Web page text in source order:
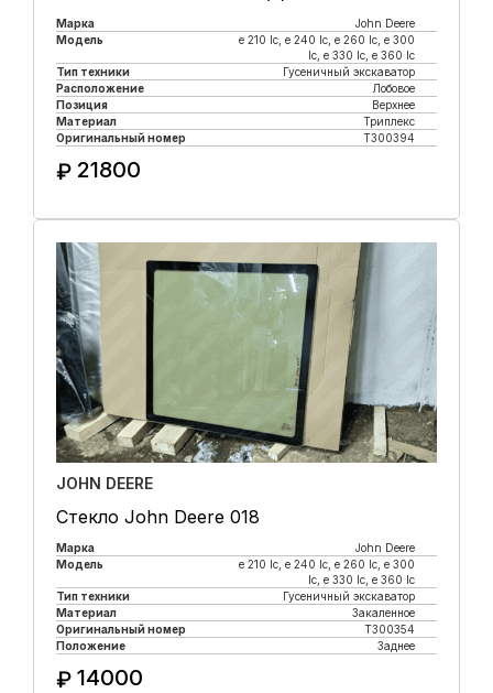
Марка
John Deere
Модель
e 210 lc, е 240 lc, e 260 lc, e 300
lc, e 330 lc, e 360 lc
Тип техники
Гусеничный экскаватор
Расположение
Лобовое
Позиция
Верхнее
Материал
Триплекс
Оригинальный номер
T300394
₽ 21800
JOHN DEERE
Стекло John Deere 018
Марка
John Deere
Модель
e 210 lc, е 240 lc, e 260 lc, e 300
lc, e 330 lc, e 360 lc
Тип техники
Гусеничный экскаватор
Материал
Закаленное
Оригинальный номер
T300354
Положение
Заднее
₽ 14000